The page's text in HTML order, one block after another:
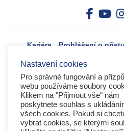
Kariéra Prohlášení o
Tvorba webového portálu byla
programu Výzkum, vývoj a
CZ.02.4.125/0.0/0.0/
Nastavení cookies
Pro správné fungování a
webu používáme soubory
Klikem na "Přijmout vše" nám
poskytnete souhlas s
všech cookies. Pokud si
vybrat cookies, se kterými